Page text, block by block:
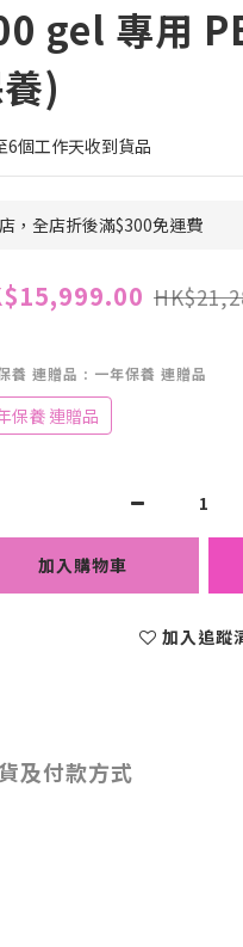
gel 專用
)
6個工作天收到貨品
，全店折後滿$300免運費
養 連贈品 : 一年保養 連贈品
保養 連贈品
加入購物車
加入追蹤
及付款方式